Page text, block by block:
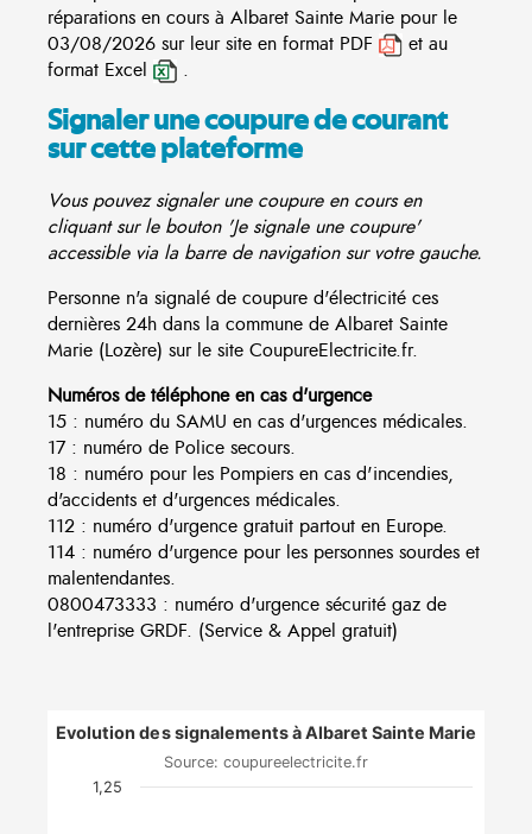
réparations en cours à Albaret Sainte Marie pour le
03/08/2026 sur leur site en format PDF
et au
format Excel
.
Signaler une coupure de courant
sur cette plateforme
Vous pouvez signaler une coupure en cours en
cliquant sur le bouton 'Je signale une coupure'
accessible via la barre de navigation sur votre gauche.
Personne n'a signalé de coupure d'électricité ces
dernières 24h dans la commune de Albaret Sainte
Marie (Lozère) sur le site CoupureElectricite.fr.
Numéros de téléphone en cas d'urgence
15 : numéro du SAMU en cas d'urgences médicales.
17 : numéro de Police secours.
18 : numéro pour les Pompiers en cas d'incendies,
d'accidents et d'urgences médicales.
112 : numéro d'urgence gratuit partout en Europe.
114 : numéro d'urgence pour les personnes sourdes et
malentendantes.
0800473333 : numéro d'urgence sécurité gaz de
l'entreprise GRDF. (Service & Appel gratuit)
Evolution des signalements à Albaret Sainte Marie
Source: coupureelectricite.fr
1,25